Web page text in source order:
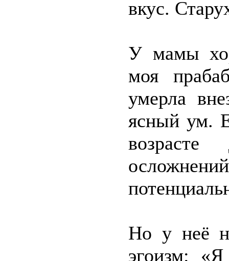
вкус.
У мамы
моя
умерла
ясный ум.
Но у неё
эгоизм: